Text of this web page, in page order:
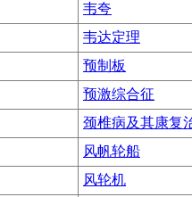
韦夸
韦达定理
预制板
预激综合征
颈椎病及其康复
风帆轮船
风轮机